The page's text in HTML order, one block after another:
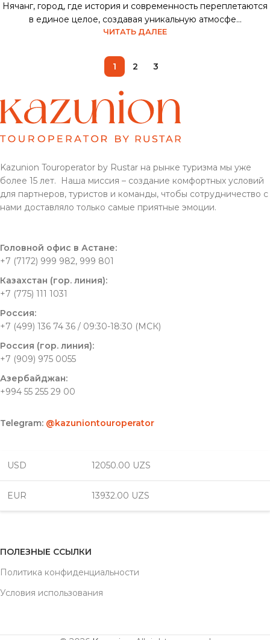
Нячанг, город, где история и современность переплетаются
в единое целое, создавая уникальную атмосфе...
ЧИТАТЬ ДАЛЕЕ
1 2 3
Kazunion Touroperator by Rustar на рынке туризма мы уже
более 15 лет. Наша миссия – создание комфортных условий
для партнеров, туристов и команды, чтобы сотрудничество с
нами доставляло только самые приятные эмоции.
Головной офис в Астане:
+7 (7172) 999 982, 999 801
Казахстан (гор. линия):
+7 (775) 111 1031
Россия:
+7 (499) 136 74 36 / 09:30-18:30 (МСК)
Россия (гор. линия):
+7 (909) 975 0055
Азербайджан:
+994 55 255 29 00
Telegram: @kazuniontouroperator
USD 12050.00 UZS
EUR 13932.00 UZS
ПОЛЕЗНЫЕ ССЫЛКИ
Политика конфиденциальности
Условия использования